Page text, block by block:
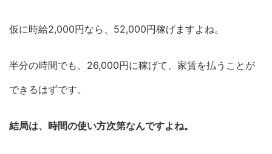
仮に時給2,000円なら、52,000円稼げますよね。
半分の時間でも、26,000円に稼げて、家賃を払うことが
できるはずです。
結局は、時間の使い方次第なんですよね。